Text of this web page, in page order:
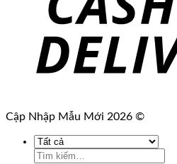
Cập Nhập Mẫu Mới 2026 ©
Tìm